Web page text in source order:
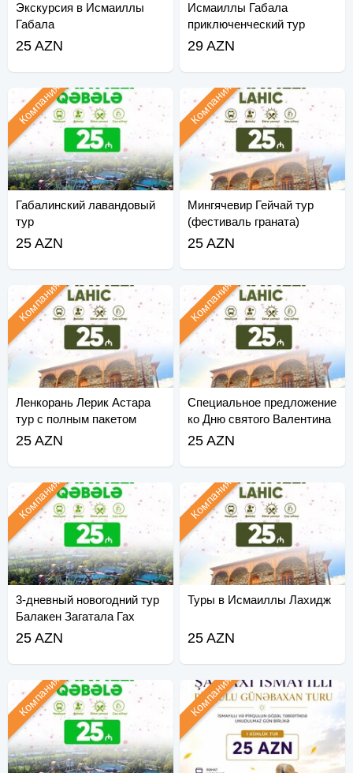
Экскурсия в Исмаиллы
Габала
25 AZN
Исмаиллы Габала
приключенческий тур
29 AZN
Габалинский лавандовый
тур
Компания
25 AZN
Мингячевир Гейчай тур
(фестиваль граната)
Компания
25 AZN
Ленкорань Лерик Астара
тур с полным пакетом
Компания
25 AZN
Специальное предложение
ко Дню святого Валентина
Ленкорань Лерик Астара
Компания
25 AZN
3-дневный новогодний тур
Балакен Загатала Гах
Шеки
Компания
25 AZN
Туры в Исмаиллы Лахидж
Компания
25 AZN
Компания Компания